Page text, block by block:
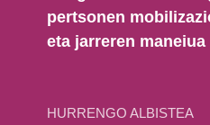
pertsonen
eta jarreren maneiua
HURRENGO ALBISTEA